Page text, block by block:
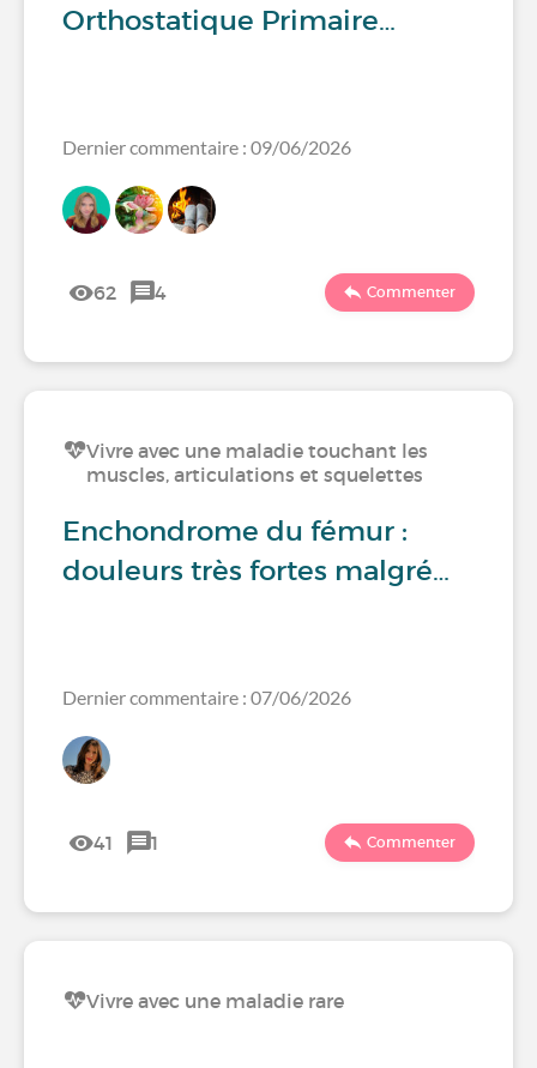
Orthostatique Primaire…
Dernier commentaire : 09/06/2026
62 4 Commenter
Vivre avec une maladie touchant les
muscles, articulations et squelettes
Enchondrome du fémur :
douleurs très fortes malgré…
Dernier commentaire : 07/06/2026
41 1 Commenter
Vivre avec une maladie rare